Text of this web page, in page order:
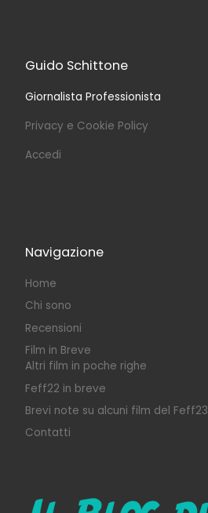
Guido Schittone
Giornalista Professionista
Privacy e Cookie Policy
Accedi
Navigazione
Home
Chi sono
Recensioni
Film in Breve
Altri film in poche righe
Feff22 in breve
Brevi note su alcuni film del Feff23
Contatti